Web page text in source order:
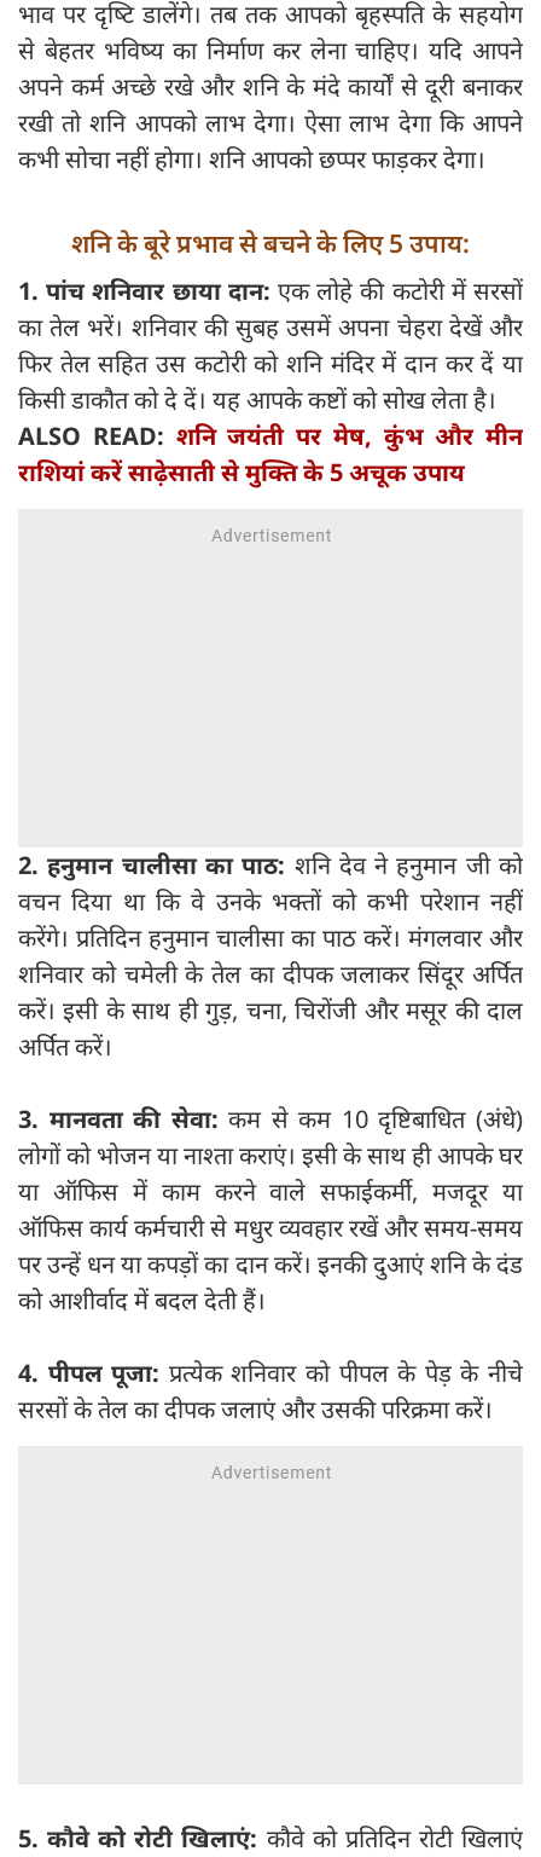
भाव पर दृष्‍टि डालेंगे। तब तक आपको बृहस्पति के सहयोग
से बेहतर भविष्य का निर्माण कर लेना चाहिए। यदि आपने
अपने कर्म अच्‍छे रखे और शनि के मंदे कार्यों से दूरी बनाकर
रखी तो शनि आपको लाभ देगा। ऐसा लाभ देगा कि आपने
कभी सोचा नहीं होगा। शनि आपको छप्पर फाड़कर देगा।
शनि के बूरे प्रभाव से बचने के लिए 5 उपाय:
1. पांच शनिवार छाया दान: एक लोहे की कटोरी में सरसों
का तेल भरें। शनिवार की सुबह उसमें अपना चेहरा देखें और
फिर तेल सहित उस कटोरी को शनि मंदिर में दान कर दें या
किसी डाकौत को दे दें। यह आपके कष्टों को सोख लेता है।
ALSO READ: शनि जयंती पर मेष, कुंभ और मीन
राशियां करें साढ़ेसाती से मुक्ति के 5 अचूक उपाय
2. हनुमान चालीसा का पाठ: शनि देव ने हनुमान जी को
वचन दिया था कि वे उनके भक्तों को कभी परेशान नहीं
करेंगे। प्रतिदिन हनुमान चालीसा का पाठ करें। मंगलवार और
शनिवार को चमेली के तेल का दीपक जलाकर सिंदूर अर्पित
करें। इसी के साथ ही गुड़, चना, चिरोंजी और मसूर की दाल
अर्पित करें।
3. मानवता की सेवा:कम से कम 10 दृष्टिबाधित (अंधे)
लोगों को भोजन या नाश्ता कराएं। इसी के साथ ही आपके घर
या ऑफिस में काम करने वाले सफाईकर्मी, मजदूर या
ऑफिस कार्य कर्मचारी से मधुर व्यवहार रखें और समय-समय
पर उन्हें धन या कपड़ों का दान करें। इनकी दुआएं शनि के दंड
को आशीर्वाद में बदल देती हैं।
4. पीपल पूजा: प्रत्येक शनिवार को पीपल के पेड़ के नीचे
सरसों के तेल का दीपक जलाएं और उसकी परिक्रमा करें।
5. कौवे को रोटी खिलाएं: कौवे को प्रतिदिन रोटी खिलाएं